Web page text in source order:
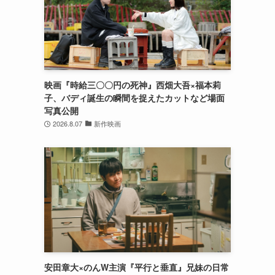
映画『時給三〇〇円の死神』西畑大吾×福本莉
子、バディ誕生の瞬間を捉えたカットなど場面
写真公開
2026.8.07 新作映画
安田章大×のんW主演『平行と垂直』兄妹の日常